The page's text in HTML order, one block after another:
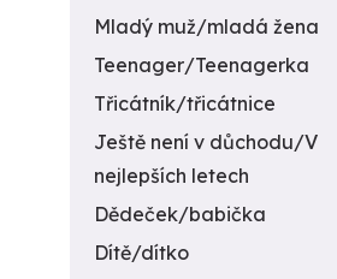
Mladý muž/mladá žena
Teenager/Teenagerka
Třicátník/třicátnice
Ještě není v důchodu/V
nejlepších letech
Dědeček/babička
Dítě/dítko